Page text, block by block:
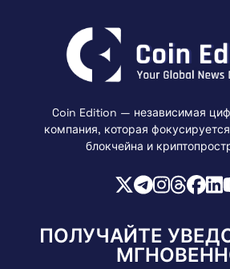
Coin Edition — независимая
компания, которая
блокчейна и
ПОЛУЧАЙТЕ